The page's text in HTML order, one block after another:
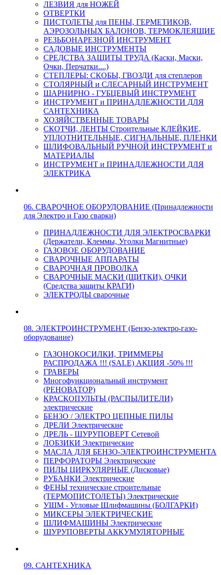
ЛЕЗВИЯ для НОЖЕЙ
ОТВЕРТКИ
ПИСТОЛЕТЫ для ПЕНЫ, ГЕРМЕТИКОВ,
АЭРОЗОЛЬНЫХ БАЛОНОВ, ТЕРМОКЛЕЯЩИЕ
РЕЗЬБОНАРЕЗНОЙ ИНСТРУМЕНТ
САДОВЫЕ ИНСТРУМЕНТЫ
СРЕДСТВА ЗАЩИТЫ ТРУДА (Каски, Маски,
Очки, Перчатки....)
СТЕПЛЕРЫ: СКОБЫ, ГВОЗДИ для степлеров
СТОЛЯРНЫЙ и СЛЕСАРНЫЙ ИНСТРУМЕНТ
ШАРНИРНО - ГУБЦЕВЫЙ ИНСТРУМЕНТ
ИНСТРУМЕНТ и ПРИНАДЛЕЖНОСТИ ДЛЯ
САНТЕХНИКА
ХОЗЯЙСТВЕННЫЕ ТОВАРЫ
СКОТЧИ, ЛЕНТЫ Строительные КЛЕЙКИЕ,
УПЛОТНИТЕЛЬНЫЕ, СИГНАЛЬНЫЕ, ПЛЕНКИ
ШЛИФОВАЛЬНЫЙ РУЧНОЙ ИНСТРУМЕНТ и
МАТЕРИАЛЫ
ИНСТРУМЕНТ и ПРИНАДЛЕЖНОСТИ ДЛЯ
ЭЛЕКТРИКА
06. СВАРОЧНОЕ ОБОРУДОВАНИЕ (Принадлежности
для Электро и Газо сварки)
ПРИНАДЛЕЖНОСТИ ДЛЯ ЭЛЕКТРОСВАРКИ
(Держатели, Клеммы, Уголки Магнитные)
ГАЗОВОЕ ОБОРУДОВАНИЕ
СВАРОЧНЫЕ АППАРАТЫ
СВАРОЧНАЯ ПРОВОЛКА
СВАРОЧНЫЕ МАСКИ (ЩИТКИ), ОЧКИ
(Средства защиты КРАГИ)
ЭЛЕКТРОДЫ сварочные
08. ЭЛЕКТРОИНСТРУМЕНТ (Бензо-электро-газо-
оборудование)
ГАЗОНОКОСИЛКИ, ТРИММЕРЫ
РАСПРОДАЖА !!! (SALE) АКЦИЯ -50% !!!
ГРАВЕРЫ
Многофункциональный инструмент
(РЕНОВАТОР)
КРАСКОПУЛЬТЫ (РАСПЫЛИТЕЛИ)
электрические
БЕНЗО / ЭЛЕКТРО ЦЕПНЫЕ ПИЛЫ
ДРЕЛИ Электрические
ДРЕЛЬ - ШУРУПОВЕРТ Сетевой
ЛОБЗИКИ Электрические
МАСЛА ДЛЯ БЕНЗО-ЭЛЕКТРОИНСТРУМЕНТА
ПЕРФОРАТОРЫ Электрические
ПИЛЫ ЦИРКУЛЯРНЫЕ (Дисковые)
РУБАНКИ Электрические
ФЕНЫ технические строительные
(ТЕРМОПИСТОЛЕТЫ) Электрические
УШМ - Угловые Шлифмашины (БОЛГАРКИ)
МИКСЕРЫ ЭЛЕКТРИЧЕСКИЕ
ШЛИФМАШИНЫ Электрические
ШУРУПОВЕРТЫ АККУМУЛЯТОРНЫЕ
09. САНТЕХНИКА